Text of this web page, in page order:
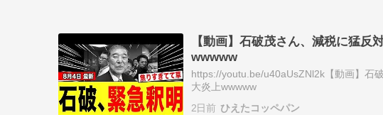
【動画】石破茂さん、減税に猛反
wwwww
https://youtu.be/u40aUsZNl2k【動画】石
大炎上wwwww
2日前 ひえたコッペパン